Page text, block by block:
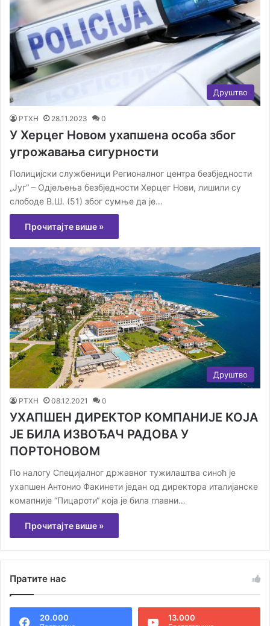
Друштво
РТХН 28.11.2023 0
У Херцег Новом ухапшена особа због
угрожавања сигурности
Полицијски службеници Регионалног центра безбједности
„Југ“ – Одјељења безбједности Херцег Нови, лишили су
слободе В.Ш. (51) због сумње да је…
Прочитајте више »
Друштво
РТХН 08.12.2021 0
УХАПШЕН ДИРЕКТОР КОМПАНИЈЕ КОЈА
ЈЕ БИЛА ИЗВОЂАЧ РАДОВА У
ПОРТОНОВОМ
По налогу Специјалног државног тужилаштва синоћ је
ухапшен Антонио Факинети један од директора италијанске
комапније “Пицароти“ која је била главни…
Прочитајте више »
Пратите нас
20.000 13.000